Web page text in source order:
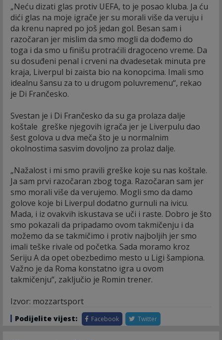
„Neću dizati glas protiv UEFA, to je posao kluba. Ja ću
dići glas na moje igrače jer su morali više da veruju i
da krenu napred po još jedan gol. Besan sam i
razočaran jer mislim da smo mogli da dođemo do
toga i da smo u finišu protraćili dragoceno vreme. Da
su dosuđeni penal i crveni na dvadesetak minuta pre
kraja, Liverpul bi zaista bio na konopcima. Imali smo
idealnu šansu za to u drugom poluvremenu“, rekao
je Di Frančesko.
Svestan je i Di Frančesko da su ga prolaza dalje
koštale greške njegovih igrača jer je Liverpulu dao
šest golova u dva meča što je u normalnim
okolnostima sasvim dovoljno za prolaz dalje.
„Nažalost i mi smo pravili greške koje su nas koštale.
Ja sam prvi razočaran zbog toga. Razočaran sam jer
smo morali više da verujemo. Mogli smo da damo
golove koje bi Liverpul dodatno gurnuli na ivicu.
Mada, i iz ovakvih iskustava se uči i raste. Dobro je što
smo pokazali da pripadamo ovom takmičenju i da
možemo da se takmičimo i protiv najboljih jer smo
imali teške rivale od početka. Sada moramo kroz
Seriju A da opet obezbedimo mesto u Ligi šampiona.
Važno je da Roma konstatno igra u ovom
takmičenju“, zaključio je Romin trener.
Izvor: mozzartsport
Podijelite vijest: Facebook Twitter